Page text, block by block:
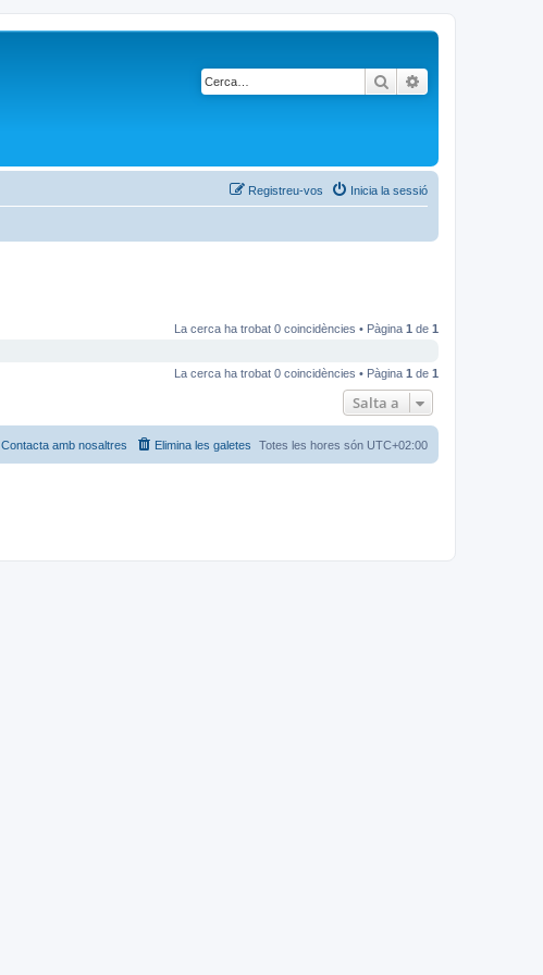
Cerca
Inicia la sessió
Registreu-vos
La cerca ha trobat 0 coincidències • Pàgina 1 de 1
La cerca ha trobat 0 coincidències • Pàgina 1 de 1
Salta a
Totes les hores són UTC+02:00
Elimina les galetes
Contacta amb nosaltres